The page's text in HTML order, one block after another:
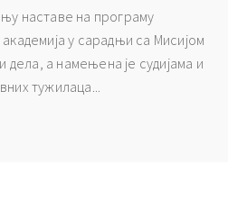
наставе на програму
у сарадњи са Мисијом
а намењена је судијама и
тужилаца...